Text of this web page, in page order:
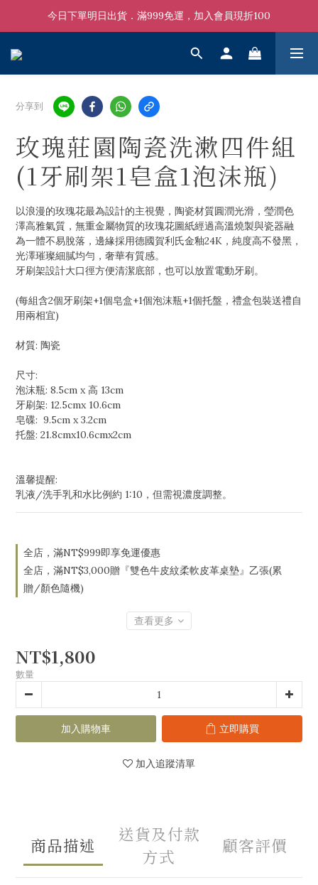
今日下單明日出貨．滿999免運，加入會員現折100
分享到
玫瑰莊園陶瓷洗漱四件組
(1牙刷架1皂盒1泡沫瓶)
以浪漫的玫瑰花最為設計的主視覺，陶瓷材質圓潤光滑，瑩潤色
澤高雅氣質，無重金屬物質的玫瑰花圖紙經過高溫燒製與瓷器融
為一體不易脫落，邊緣採用德國賀利氏金釉24K，純度高不發黑，
光澤璀璨細膩均勻，奢華有質感。
牙刷架設計大口徑方便清潔底部，也可以放置電動牙刷。
(每組含2個牙刷架+1個皂盒+1個泡沫瓶+1個托盤，禮盒包裝送禮自
用兩相宜)
材質: 陶瓷
尺寸:
泡沫瓶: 8.5cm x 高 13cm
牙刷架: 12.5cmx 10.6cm
皂碟:  9.5cm x 3.2cm
托盤: 21.8cmx10.6cmx2cm
溫馨提醒:
乳液/洗手乳和水比例約 1:10，但需視濃度調整。
全店，滿NT$999即享免運優惠
全店，滿NT$3,000贈『雙色牛皮紋柔軟皮革桌墊』乙張(累
贈/顏色隨機)
查看更多
NT$1,800
數量
加入購物車 立即購買
加入追蹤清單
商品描述
送貨及付款
方式
顧客評價